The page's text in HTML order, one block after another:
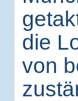
die
von